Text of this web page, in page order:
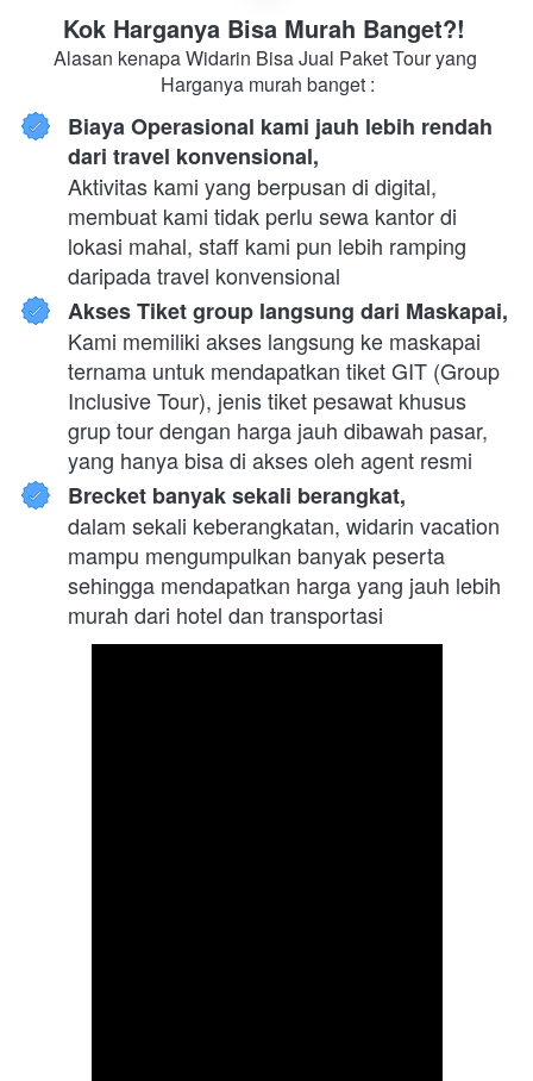
Kok Harganya Bisa Murah Banget?!
Alasan kenapa Widarin Bisa Jual Paket Tour yang
Harganya murah banget :
Biaya Operasional kami jauh lebih rendah
dari travel konvensional,
Aktivitas kami yang berpusan di digital,
membuat kami tidak perlu sewa kantor di
lokasi mahal, staff kami pun lebih ramping
daripada travel konvensional
Akses Tiket group langsung dari Maskapai,
Kami memiliki akses langsung ke maskapai
ternama untuk mendapatkan tiket GIT (Group
Inclusive Tour), jenis tiket pesawat khusus
grup tour dengan harga jauh dibawah pasar,
yang hanya bisa di akses oleh agent resmi
Brecket banyak sekali berangkat,
dalam sekali keberangkatan, widarin vacation
mampu mengumpulkan banyak peserta
sehingga mendapatkan harga yang jauh lebih
murah dari hotel dan transportasi